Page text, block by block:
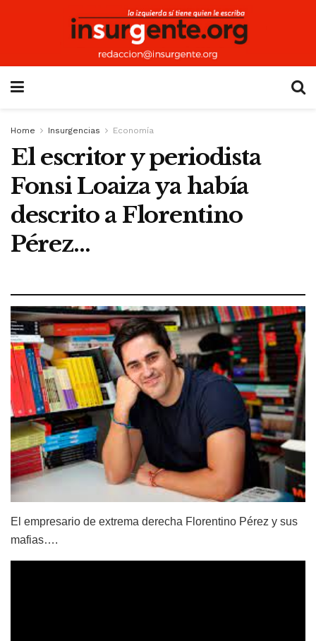
Home Insurgencias Economía
El escritor y periodista
Fonsi Loaiza ya había
descrito a Florentino
Pérez…
El empresario de extrema derecha Florentino Pérez y sus
mafias….